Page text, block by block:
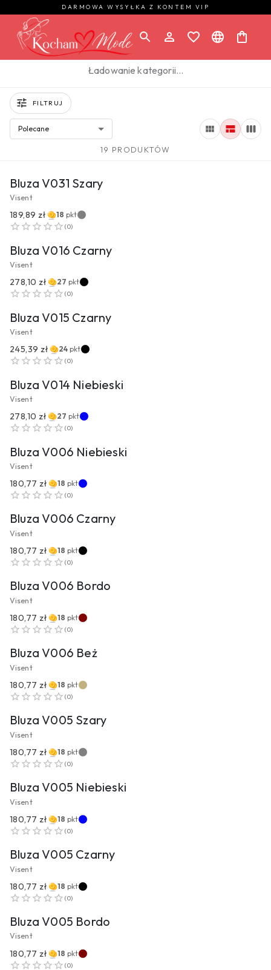
DARMOWA WYSYŁKA Z KONTEM VIP
Ładowanie kategorii…
FILTRUJ
Polecane
19 PRODUKTÓW
PRZEJDŹ DO PRODUKTU
Bluza V031 Szary
Visent
189,89 zł 18 pkt
(0)
PRZEJDŹ DO PRODUKTU
Bluza V016 Czarny
Visent
278,10 zł 27 pkt
(0)
PRZEJDŹ DO PRODUKTU
Bluza V015 Czarny
Visent
245,39 zł 24 pkt
(0)
PRZEJDŹ DO PRODUKTU
Bluza V014 Niebieski
Visent
278,10 zł 27 pkt
(0)
PRZEJDŹ DO PRODUKTU
Bluza V006 Niebieski
Visent
180,77 zł 18 pkt
(0)
PRZEJDŹ DO PRODUKTU
Bluza V006 Czarny
Visent
180,77 zł 18 pkt
(0)
PRZEJDŹ DO PRODUKTU
Bluza V006 Bordo
Visent
180,77 zł 18 pkt
(0)
PRZEJDŹ DO PRODUKTU
Bluza V006 Beż
Visent
180,77 zł 18 pkt
(0)
PRZEJDŹ DO PRODUKTU
Bluza V005 Szary
Visent
180,77 zł 18 pkt
(0)
PRZEJDŹ DO PRODUKTU
Bluza V005 Niebieski
Visent
180,77 zł 18 pkt
(0)
PRZEJDŹ DO PRODUKTU
Bluza V005 Czarny
Visent
180,77 zł 18 pkt
(0)
PRZEJDŹ DO PRODUKTU
Bluza V005 Bordo
Visent
180,77 zł 18 pkt
(0)
PRZEJDŹ DO PRODUKTU